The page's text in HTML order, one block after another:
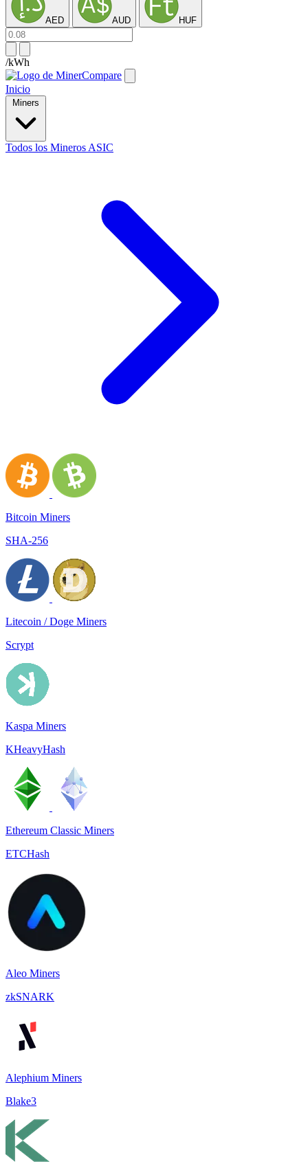
AED AUD HUF
/kWh
Inicio
Miners
Todos los Mineros ASIC
Bitcoin Miners
SHA-256
Litecoin / Doge Miners
Scrypt
Kaspa Miners
KHeavyHash
Ethereum Classic Miners
ETCHash
Aleo Miners
zkSNARK
Alephium Miners
Blake3